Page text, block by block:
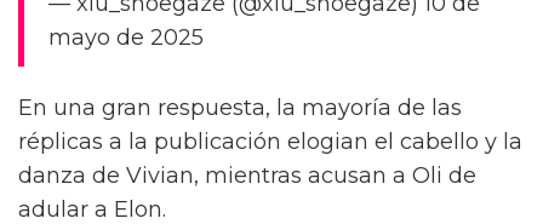
mayo de 2025
En una gran respuesta, la mayoría de las
réplicas a la publicación elogian el cabello y la
danza de Vivian, mientras acusan a Oli de
adular a Elon.